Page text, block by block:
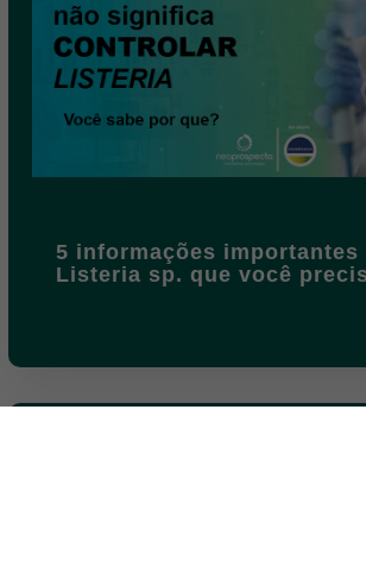
5 informações importantes
Listeria sp. que você